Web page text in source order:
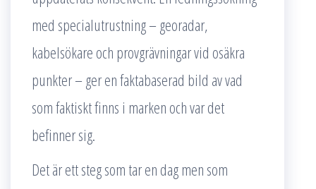
med specialutrustning – georadar,
kabelsökare och provgrävningar vid osäkra
punkter – ger en faktabaserad bild av vad
som faktiskt finns i marken och var det
befinner sig.
Det är ett steg som tar en dag men som